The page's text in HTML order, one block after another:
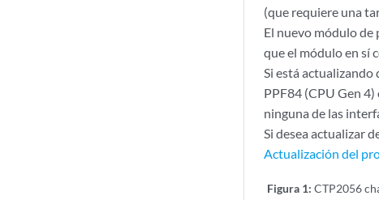
(que requiere una
El nuevo módulo de
que el módulo en sí
Si está actualizando
PPF84 (CPU Gen
ninguna de las
Si desea actualizar
Actualización del
Figura 1: CTP2056